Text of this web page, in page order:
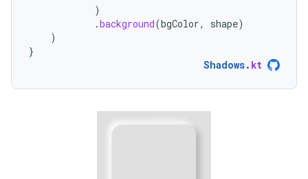
)
.background(bgColor, shape)
)
}
Shadows. kt